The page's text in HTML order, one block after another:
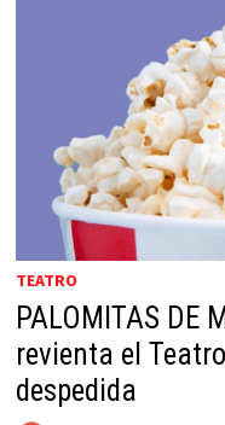
TEATRO
PALOMITAS DE
revienta el
despedida